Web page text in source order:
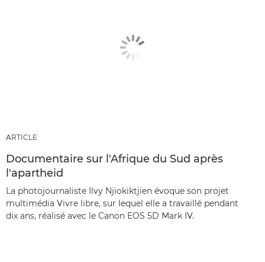
ARTICLE
Documentaire sur l'Afrique du Sud après
l'apartheid
La photojournaliste Ilvy Njiokiktjien évoque son projet
multimédia Vivre libre, sur lequel elle a travaillé pendant
dix ans, réalisé avec le Canon EOS 5D Mark IV.